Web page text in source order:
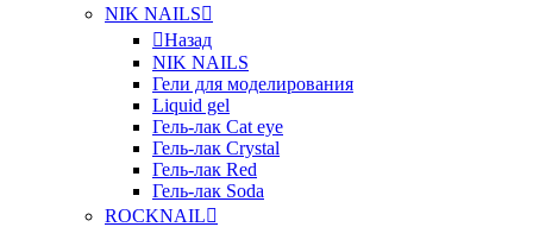
NIK NAILS
Назад
NIK NAILS
Гели для моделирования
Liquid gel
Гель-лак Cat eye
Гель-лак Crystal
Гель-лак Red
Гель-лак Soda
ROCKNAIL